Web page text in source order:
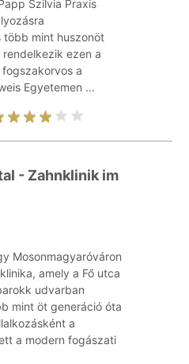
Szilvia Praxis
több mint huszonöt
ezen a
a
Egyetemen ...
- Zahnklinik im
Mosonmagyaróváron
amely a Fő utca
udvarban
mint öt generáció óta
a
a modern fogászati